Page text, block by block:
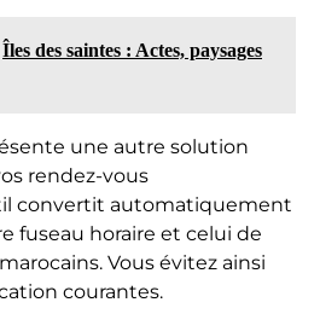
Îles des saintes : Actes, paysages
une autre solution
rendez-vous
convertit automatiquement
fuseau horaire et celui de
Vous évitez ainsi
courantes.